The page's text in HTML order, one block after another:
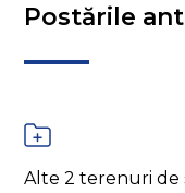
Postările
Alte 2 terenuri de